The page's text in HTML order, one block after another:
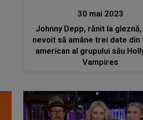
30 mai 2023
Johnny Depp, rănit la
nevoit să amâne trei date din
american al grupului său
Vampires